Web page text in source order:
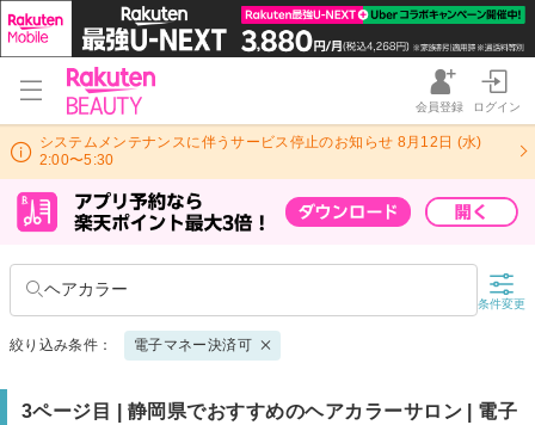
会員登録 ログイン
システムメンテナンスに伴うサービス停止のお知らせ 8月12日 (水)
2:00〜5:30
ヘアカラー
条件変更
絞り込み条件： 電子マネー決済可
3ページ目 | 静岡県でおすすめのヘアカラーサロン | 電子